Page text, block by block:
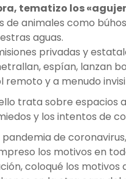
tematizo los
de animales como
aguas.
privadas y
espían, lanzan
remoto y a menudo
trata sobre espacios
y los intentos de
de
los motivos en
coloqué los motivos